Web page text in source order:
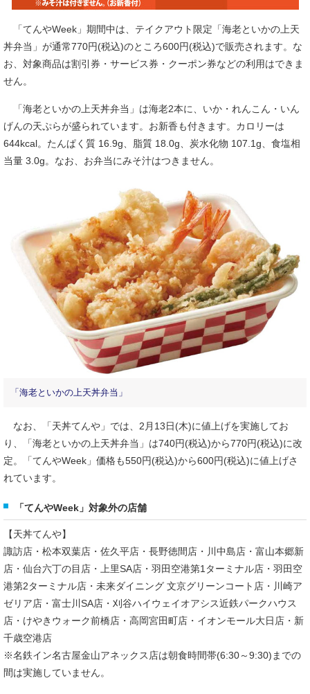
「てんやWeek」期間中は、テイクアウト限定「海老といかの上天
丼弁当」が通常770円(税込)のところ600円(税込)で販売されます。な
お、対象商品は割引券・サービス券・クーポン券などの利用はできま
せん。
「海老といかの上天丼弁当」は海老2本に、いか・れんこん・いん
げんの天ぷらが盛られています。お新香も付きます。カロリーは
644kcal。たんぱく質 16.9g、脂質 18.0g、炭水化物 107.1g、食塩相
当量 3.0g。なお、お弁当にみそ汁はつきません。
「海老といかの上天丼弁当」
なお、「天丼てんや」では、2月13日(木)に値上げを実施してお
り、「海老といかの上天丼弁当」は740円(税込)から770円(税込)に改
定。「てんやWeek」価格も550円(税込)から600円(税込)に値上げさ
れています。
「てんやWeek」対象外の店舗
【天丼てんや】
諏訪店・松本双葉店・佐久平店・長野徳間店・川中島店・富山本郷新
店・仙台六丁の目店・上里SA店・羽田空港第1ターミナル店・羽田空
港第2ターミナル店・未来ダイニング 文京グリーンコート店・川崎ア
ゼリア店・富士川SA店・刈谷ハイウェイオアシス近鉄パークハウス
店・けやきウォーク前橋店・高岡宮田町店・イオンモール大日店・新
千歳空港店
※名鉄イン名古屋金山アネックス店は朝食時間帯(6:30～9:30)までの
間は実施していません。